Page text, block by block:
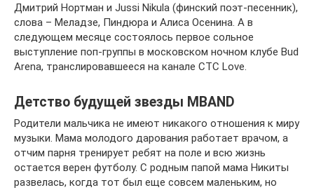
Дмитрий Нортман и Jussi Nikula (финский поэт-песенник),
слова – Меладзе, Пиндюра и Алиса Осенина. А в
следующем месяце состоялось первое сольное
выступление поп-группы в московском ночном клубе Bud
Arena, транслировавшееся на канале СТС Love.
Детство будущей звезды MBAND
Родители мальчика не имеют никакого отношения к миру
музыки. Мама молодого дарования работает врачом, а
отчим парня тренирует ребят на поле и всю жизнь
остается верен футболу. С родным папой мама Никиты
развелась, когда тот был еще совсем маленьким, но